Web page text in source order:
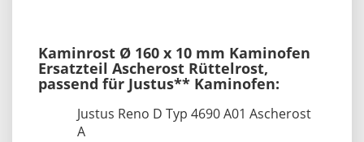
Kaminrost Ø 160 x 10 mm Kaminofen
Ersatzteil Ascherost Rüttelrost,
passend für Justus** Kaminofen:
Justus Reno D Typ 4690 A01 Ascherost
A